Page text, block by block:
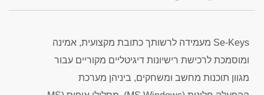
Se-Keys מעמידה לרשותך כתובת מקצועית, אמינה
ומוסמכת לרכישת רישיונות דיגיטליים מקוריים עבור
מגוון תוכנות מחשב ומשחקים, ביניהן מערכת